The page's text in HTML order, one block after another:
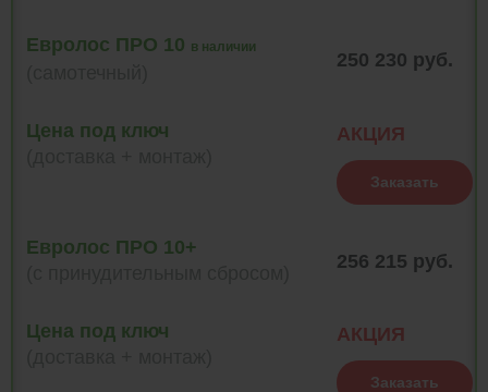
Евролос ПРО 10 в наличии
250 230 руб.
Цена под ключ
АКЦИЯ
Заказать
Евролос ПРО 10+
256 215 руб.
Цена под ключ
АКЦИЯ
Заказать